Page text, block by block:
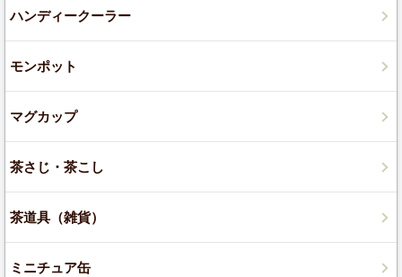
ハンディークーラー
モンポット
マグカップ
茶さじ・茶こし
茶道具（雑貨）
ミニチュア缶